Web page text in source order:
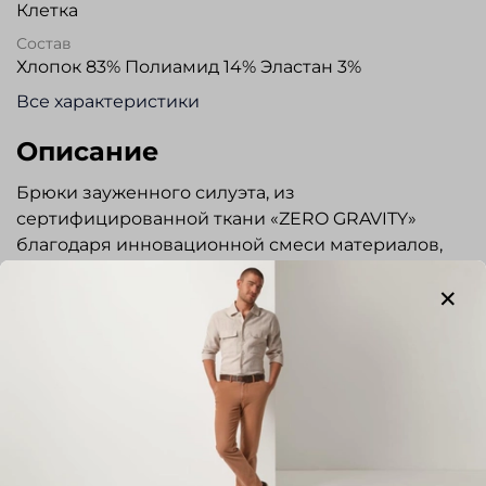
Клетка
Состав
Хлопок 83% Полиамид 14% Эластан 3%
Все характеристики
Описание
Брюки зауженного силуэта, из
сертифицированной ткани «ZERO GRAVITY»
благодаря инновационной смеси материалов,
сочетающей оптимальные свойства
износостойкости и легкого ухода, с изысканным
внешним видом. Гульфик на молнии, застежка на
пуговицу. Эластичный пояс со шнурком,
прорезные карманы по бокам. Два задних
кармана с застежкой на пуговицы. Легкие,
удобные, не сковывают движений, сохраняют
форму, практически не мнутся, быстро сохнут,
прекрасно подходят для прогулок и